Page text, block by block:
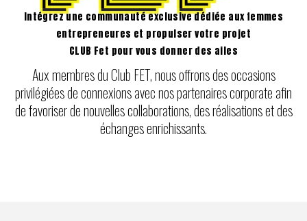
Intégrez une communauté exclusive dédiée aux femmes
entrepreneures et propulser votre projet
CLUB Fet pour vous donner des ailes
Aux membres du Club FET, nous offrons des occasions
privilégiées de connexions avec nos partenaires corporate afin
de favoriser de nouvelles collaborations, des réalisations et des
échanges enrichissants.